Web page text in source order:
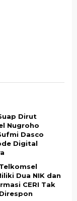
Dirut
Nugroho
Dasco
Digital
Dua NIK dan
CERI Tak